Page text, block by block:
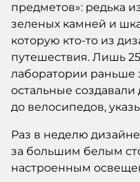
предметов»: редька
зеленых камней и
которую кто-то из
путешествия. Лишь
лаборатории раньше
остальные
до велосипедов,
Раз в неделю
за большим белым
настроенным